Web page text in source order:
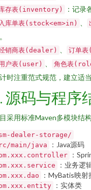
存表(inventory) ：记录
库单表(stock<em>in)
销商表(dealer) 订单
户表(user) 角色表
时注重范式规范，建立适
源码与程序
采用标准Maven多模块结
dealer-storage/
main/java
：Java源码
：
：业务逻
：MyBatis映射
：实体类